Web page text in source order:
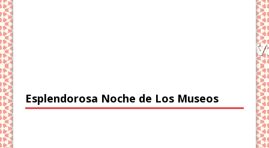
Esplendorosa Noche de Los Museos